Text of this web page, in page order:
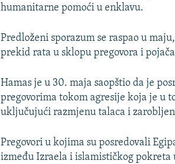
humanitarne pomoći u enklavu.
Predloženi sporazum se raspao u
prekid rata u sklopu pregovora i
Hamas je u 30. maja saopštio da je
pregovorima tokom agresije koja je u
uključujući razmjenu talaca i
Pregovori u kojima su posredovali
između Izraela i islamističkog pokreta